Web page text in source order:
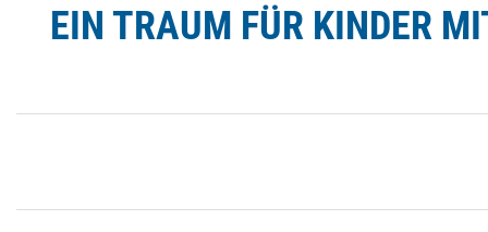
EIN TRAUM FÜR KINDER